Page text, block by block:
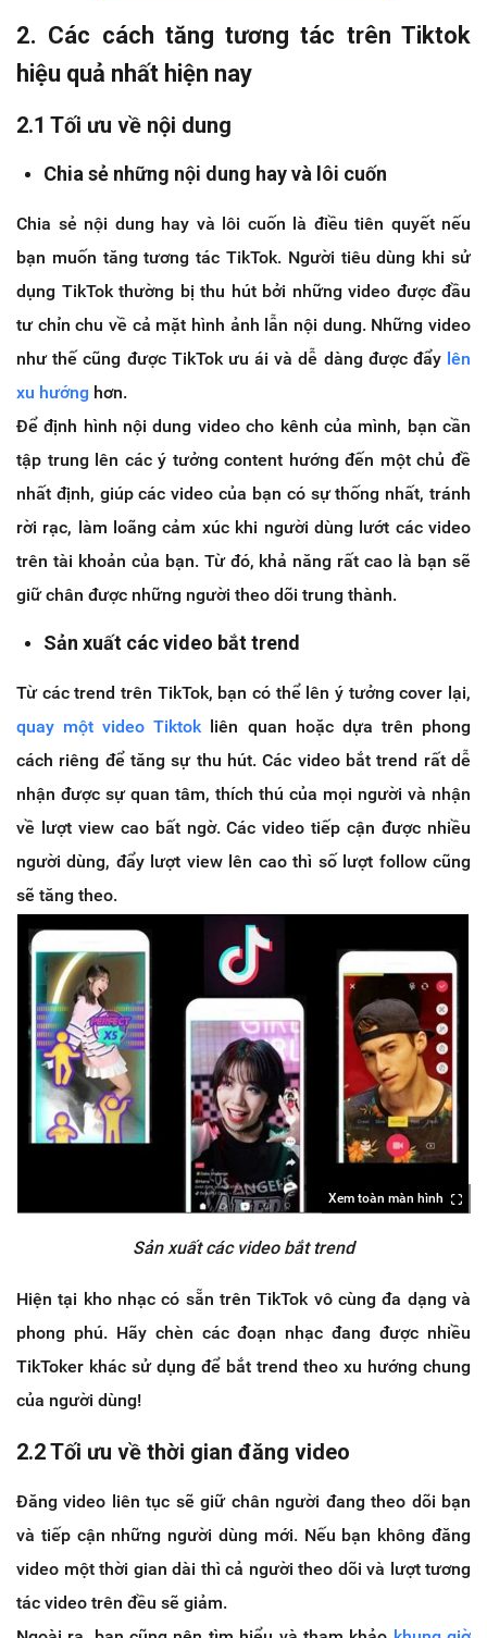
2. Các cách tăng tương tác trên Tiktok
hiệu quả nhất hiện nay
2.1 Tối ưu về nội dung
Chia sẻ những nội dung hay và lôi cuốn
Chia sẻ nội dung hay và lôi cuốn là điều tiên quyết nếu
bạn muốn tăng tương tác TikTok. Người tiêu dùng khi sử
dụng TikTok thường bị thu hút bởi những video được đầu
tư chỉn chu về cả mặt hình ảnh lẫn nội dung. Những video
như thế cũng được TikTok ưu ái và dễ dàng được đẩy lên
xu hướng hơn.
Để định hình nội dung video cho kênh của mình, bạn cần
tập trung lên các ý tưởng content hướng đến một chủ đề
nhất định, giúp các video của bạn có sự thống nhất, tránh
rời rạc, làm loãng cảm xúc khi người dùng lướt các video
trên tài khoản của bạn. Từ đó, khả năng rất cao là bạn sẽ
giữ chân được những người theo dõi trung thành.
Sản xuất các video bắt trend
Từ các trend trên TikTok, bạn có thể lên ý tưởng cover lại,
quay một video Tiktok liên quan hoặc dựa trên phong
cách riêng để tăng sự thu hút. Các video bắt trend rất dễ
nhận được sự quan tâm, thích thú của mọi người và nhận
về lượt view cao bất ngờ. Các video tiếp cận được nhiều
người dùng, đẩy lượt view lên cao thì số lượt follow cũng
sẽ tăng theo.
Xem toàn màn hình
Sản xuất các video bắt trend
Hiện tại kho nhạc có sẵn trên TikTok vô cùng đa dạng và
phong phú. Hãy chèn các đoạn nhạc đang được nhiều
TikToker khác sử dụng để bắt trend theo xu hướng chung
của người dùng!
2.2 Tối ưu về thời gian đăng video
Đăng video liên tục sẽ giữ chân người đang theo dõi bạn
và tiếp cận những người dùng mới. Nếu bạn không đăng
video một thời gian dài thì cả người theo dõi và lượt tương
tác video trên đều sẽ giảm.